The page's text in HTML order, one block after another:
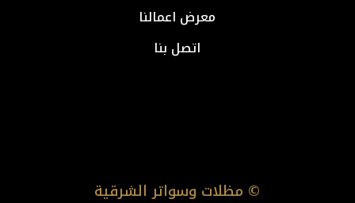
معرض اعمالنا
اتصل بنا
© مظلات وسواتر الشرقية